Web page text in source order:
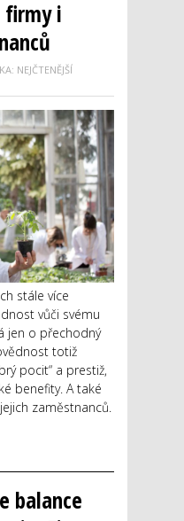
firmy i
NEJČTENĚJŠÍ
stále více
vůči svému
jen o přechodný
totiž
pocit“ a prestiž,
benefity. A také
zaměstnanců.
balance